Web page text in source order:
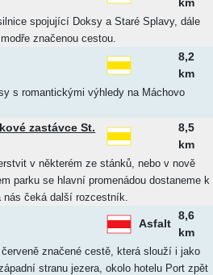
spojující Doksy a Staré Splavy, dále
značenou cestou.
8,2
km
s romantickými výhledy na Máchovo
zastávce St.
8,5
km
v některém ze stánků, nebo v nově
parku se hlavní promenádou dostaneme k
čeká další rozcestník.
Asfalt
8,6
km
značené cestě, která slouží i jako
stranu jezera, okolo hotelu Port zpět